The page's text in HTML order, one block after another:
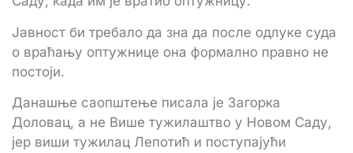
Јавност би требало да зна да после одлуке суда
о враћању оптужнице она формално правно не
постоји.
Данашње саопштење писала је Загорка
Доловац, а не Више тужилаштво у Новом Саду,
јер виши тужилац Лепотић и поступајући